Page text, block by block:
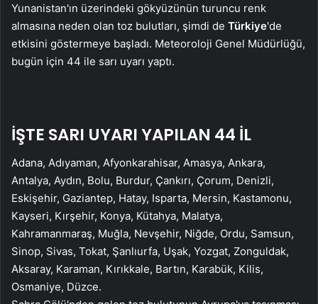
Yunanistan'ın üzerindeki gökyüzünün turuncu renk
almasına neden olan toz bulutları, şimdi de Türkiye'de
etkisini göstermeye başladı. Meteoroloji Genel Müdürlüğü,
bugün için 44 ile sarı uyarı yaptı.
İŞTE SARI UYARI YAPILAN 44 İL
Adana, Adıyaman, Afyonkarahisar, Amasya, Ankara,
Antalya, Aydın, Bolu, Burdur, Çankırı, Çorum, Denizli,
Eskişehir, Gaziantep, Hatay, Isparta, Mersin, Kastamonu,
Kayseri, Kırşehir, Konya, Kütahya, Malatya,
Kahramanmaraş, Muğla, Nevşehir, Niğde, Ordu, Samsun,
Sinop, Sivas, Tokat, Şanlıurfa, Uşak, Yozgat, Zonguldak,
Aksaray, Karaman, Kırıkkale, Bartın, Karabük, Kilis,
Osmaniye, Düzce.